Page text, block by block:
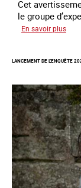
Cet
le groupe
En savoir plus
cas
à
des
fins
de
en
LANCEMENT DE L'ENQUÊTE